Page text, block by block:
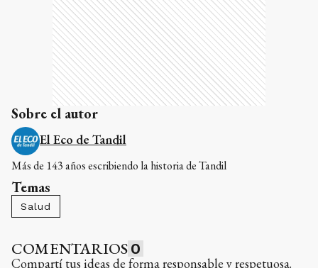
Sobre el autor
El Eco de Tandil
Más de 143 años escribiendo la historia de Tandil
Temas
Salud
COMENTARIOS 0
Compartí tus ideas de forma responsable y respetuosa.